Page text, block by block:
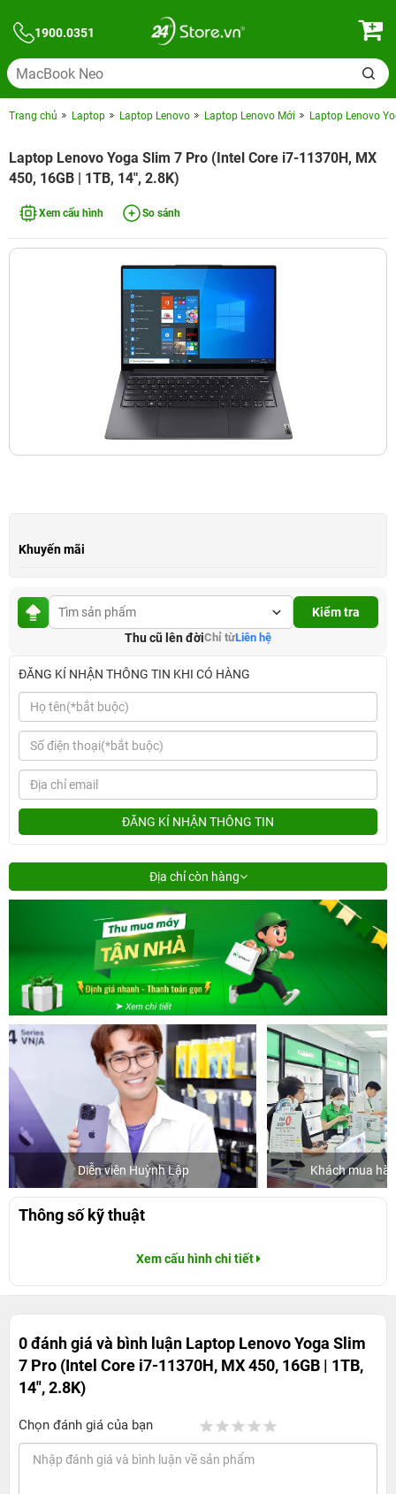
1900.0351
Trang chủ Laptop Laptop Lenovo Laptop Lenovo Mới Laptop Lenovo
Laptop Lenovo Yoga Slim 7 Pro (Intel Core i7-11370H, MX
450, 16GB | 1TB, 14", 2.8K)
Xem cấu hình So sánh
Khuyến mãi
Kiểm tra
Thu cũ lên đờiChỉ từLiên hệ
ĐĂNG KÍ NHẬN THÔNG TIN KHI CÓ HÀNG
ĐĂNG KÍ NHẬN THÔNG TIN
Địa chỉ còn hàng
Diễn viên Huỳnh Lập Khách mua
Thông số kỹ thuật
Xem cấu hình chi tiết
0 đánh giá và bình luận Laptop Lenovo Yoga Slim
7 Pro (Intel Core i7-11370H, MX 450, 16GB | 1TB,
14", 2.8K)
Chọn đánh giá của bạn